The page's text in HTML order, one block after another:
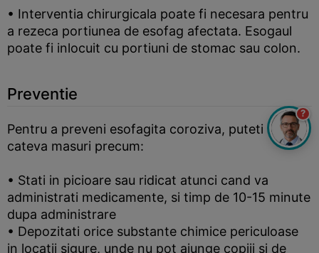
• Interventia chirurgicala poate fi necesara pentru
a rezeca portiunea de esofag afectata. Esogaul
poate fi inlocuit cu portiuni de stomac sau colon.
Preventie
Pentru a preveni esofagita coroziva, puteti lua
cateva masuri precum:
• Stati in picioare sau ridicat atunci cand va
administrati medicamente, si timp de 10-15 minute
dupa administrare
• Depozitati orice substante chimice periculoase
in locatii sigure, unde nu pot ajunge copiii si de
?